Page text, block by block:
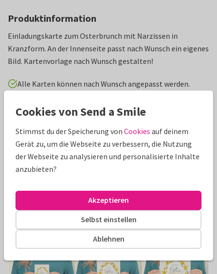
Produktinformation
Einladungskarte zum Osterbrunch mit Narzissen in
Kranzform. An der Innenseite passt nach Wunsch ein eigenes
Bild. Kartenvorlage nach Wunsch gestalten!
Alle Karten können nach Wunsch angepasst werden.
Osterkarten Paperhugs - by Lidy
Eigenschaften dieser Karte
Papiersorte: Wähle aus 6 hochwertigen Papiersorten
Adresse: Rückseite der Karte
Größen
Cookies von Send a Smile
Stimmst du der Speicherung von Cookies auf deinem
Gerät zu, um die Webseite zu verbessern, die Nutzung
der Webseite zu analysieren und personalisierte Inhalte
anzubieten?
Ablehnen
Selbst einstellen
Akzeptieren